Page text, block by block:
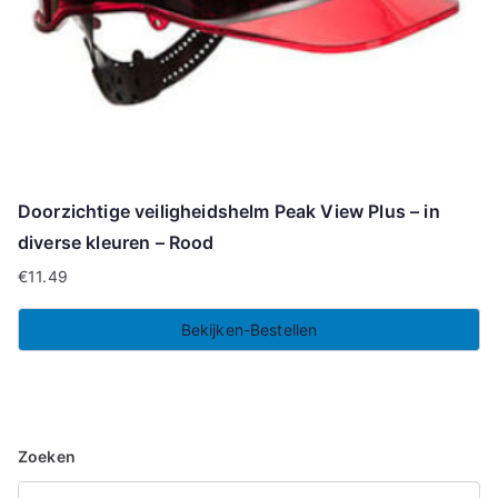
Doorzichtige veiligheidshelm Peak View Plus – in
diverse kleuren – Rood
€11.49
Bekijken-Bestellen
Zoeken